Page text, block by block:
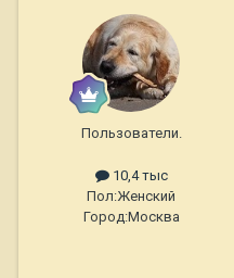
Пользователи.
10,4 тыс
Пол:Женский
Город:Москва